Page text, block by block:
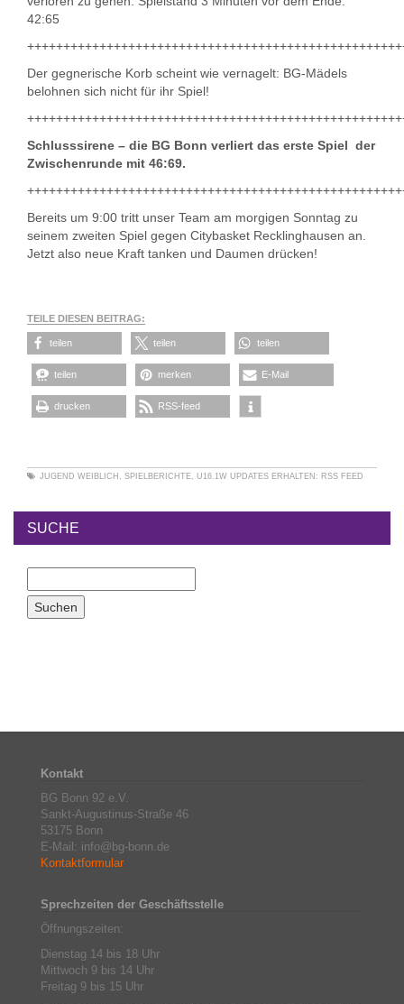
42:65
Der gegnerische Korb scheint wie vernagelt: BG-Mädels
belohnen sich nicht für ihr Spiel!
Schlusssirene – die BG Bonn verliert das erste Spiel der
Zwischenrunde mit 46:69.
Bereits um 9:00 tritt unser Team am morgigen Sonntag zu
seinem zweiten Spiel gegen Citybasket Recklinghausen an.
Jetzt also neue Kraft tanken und Daumen drücken!
TEILE DIESEN BEITRAG:
teilen teilen teilen
teilen merken E-Mail
drucken RSS-feed
JUGEND WEIBLICH , SPIELBERICHTE, U16.1W UPDATES ERHALTEN: RSS FEED
SUCHE
Kontakt
BG Bonn 92 e.V.
Sankt-Augustinus-Straße 46
53175 Bonn
E-Mail: info@bg-bonn.de
Kontaktformular
Sprechzeiten der Geschäftsstelle
Öffnungszeiten:
Dienstag 14 bis 18 Uhr
Mittwoch 9 bis 14 Uhr
Freitag 9 bis 15 Uhr